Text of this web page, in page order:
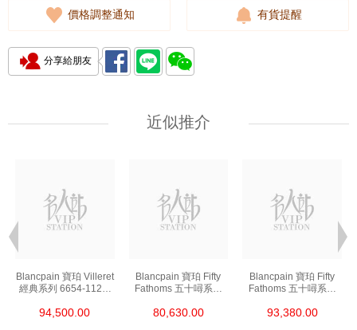
價格調整通知 有貨提醒
分享給朋友
近似推介
Blancpain 寶珀 Villeret
經典系列 6654-1127-
94,500.00
Blancpain 寶珀 Fifty
Fathoms 五十噚系列
80,630.00
Blancpain 寶珀 Fifty
Fathoms 五十噚系列
93,380.00